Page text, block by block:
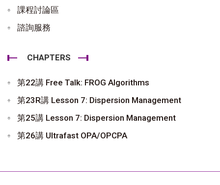
課程討論區
諮詢服務
CHAPTERS
第22講 Free Talk: FROG Algorithms
第23R講 Lesson 7: Dispersion Management
第25講 Lesson 7: Dispersion Management
第26講 Ultrafast OPA/OPCPA